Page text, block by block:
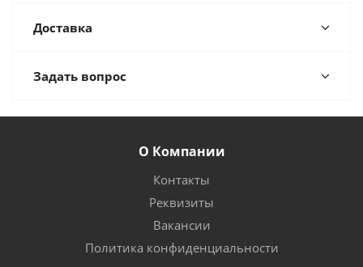
Доставка
Задать вопрос
О Компании
Контакты
Реквизиты
Вакансии
Политика конфиденциальности